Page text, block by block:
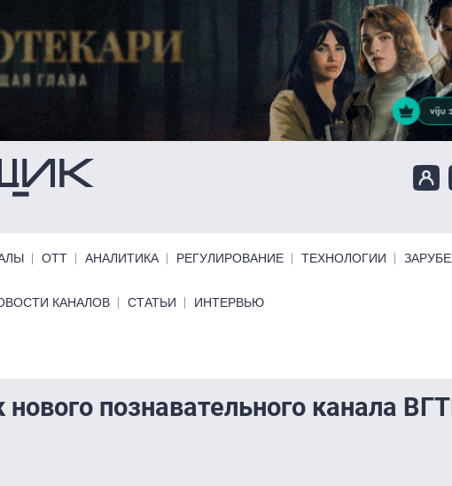
ОТТ АНАЛИТИКА РЕГУЛИРОВАНИЕ ТЕХНОЛОГИИ
КАНАЛОВ СТАТЬИ ИНТЕРВЬЮ
нового познавательного канала